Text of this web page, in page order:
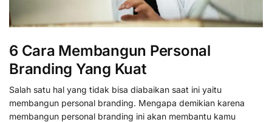
6 Cara Membangun Personal
Branding Yang Kuat
Salah satu hal yang tidak bisa diabaikan saat ini yaitu
membangun personal branding. Mengapa demikian karena
membangun personal branding ini akan membantu kamu